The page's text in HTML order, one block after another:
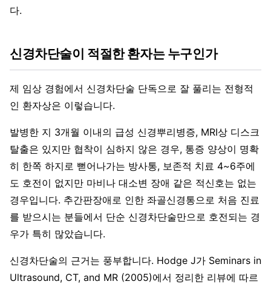
다.
신경차단술이 적절한 환자는 누구인가
제 임상 경험에서 신경차단술 단독으로 잘 풀리는 전형적
인 환자상은 이렇습니다.
발병한 지 3개월 이내의 급성 신경뿌리병증, MRI상 디스크
탈출은 있지만 협착이 심하지 않은 경우, 통증 양상이 명확
히 한쪽 하지로 뻗어나가는 방사통, 보존적 치료 4~6주에
도 호전이 없지만 마비나 대소변 장애 같은 적신호는 없는
경우입니다. 추간판장애로 인한 좌골신경통으로 처음 진료
를 받으시는 분들에서 단순 신경차단술만으로 호전되는 경
우가 특히 많았습니다.
신경차단술의 근거는 풍부합니다. Hodge J가 Seminars in
Ultrasound, CT, and MR (2005)에서 정리한 리뷰에 따르